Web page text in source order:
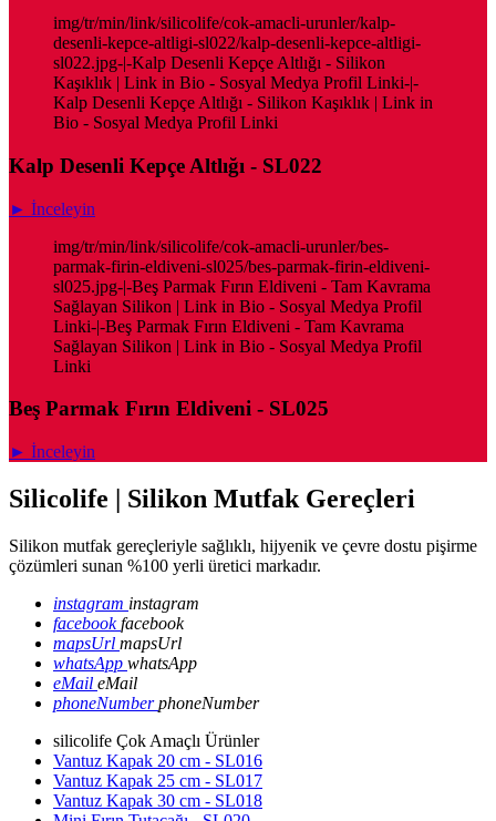
img/tr/min/link/silicolife/cok-amacli-urunler/kalp-
desenli-kepce-altligi-sl022/kalp-desenli-kepce-altligi-
sl022.jpg-|-Kalp Desenli Kepçe Altlığı - Silikon
Kaşıklık | Link in Bio - Sosyal Medya Profil Linki-|-
Kalp Desenli Kepçe Altlığı - Silikon Kaşıklık | Link in
Bio - Sosyal Medya Profil Linki
Kalp Desenli Kepçe Altlığı - SL022
► İnceleyin
img/tr/min/link/silicolife/cok-amacli-urunler/bes-
parmak-firin-eldiveni-sl025/bes-parmak-firin-eldiveni-
sl025.jpg-|-Beş Parmak Fırın Eldiveni - Tam Kavrama
Sağlayan Silikon | Link in Bio - Sosyal Medya Profil
Linki-|-Beş Parmak Fırın Eldiveni - Tam Kavrama
Sağlayan Silikon | Link in Bio - Sosyal Medya Profil
Linki
Beş Parmak Fırın Eldiveni - SL025
► İnceleyin
Silicolife | Silikon Mutfak Gereçleri
Silikon mutfak gereçleriyle sağlıklı, hijyenik ve çevre dostu pişirme
çözümleri sunan %100 yerli üretici markadır.
instagram instagram
facebookfacebook
mapsUrl mapsUrl
whatsApp whatsApp
eMail eMail
phoneNumberphoneNumber
silicolife Çok Amaçlı Ürünler
Vantuz Kapak 20 cm - SL016
Vantuz Kapak 25 cm - SL017
Vantuz Kapak 30 cm - SL018